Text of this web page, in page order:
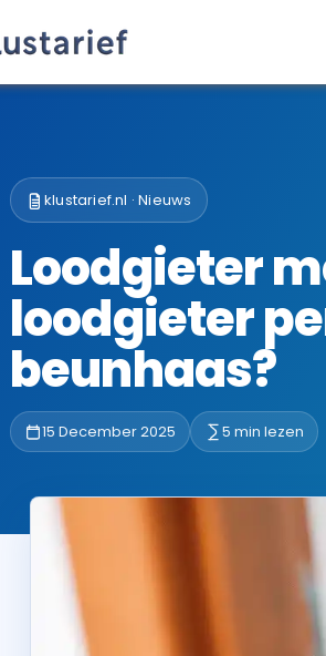
klustarief.nl · Nieuws
Loodgieter
loodgieter
beunhaas?
15 December 2025 5 min lezen